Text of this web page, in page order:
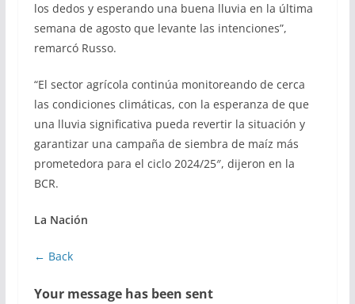
los dedos y esperando una buena lluvia en la última
semana de agosto que levante las intenciones”,
remarcó Russo.
“El sector agrícola continúa monitoreando de cerca
las condiciones climáticas, con la esperanza de que
una lluvia significativa pueda revertir la situación y
garantizar una campaña de siembra de maíz más
prometedora para el ciclo 2024/25″, dijeron en la
BCR.
La Nación
← Back
Your message has been sent